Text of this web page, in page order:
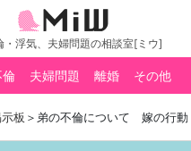
・浮気、夫婦問題の相談室[ミウ]
夫婦問題 離婚 その他
板 ＞弟の不倫について 嫁の行動